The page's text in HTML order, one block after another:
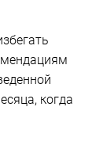
когда